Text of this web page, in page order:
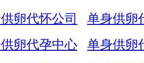
卵代怀公司
单身供卵
卵代孕中心
单身供卵